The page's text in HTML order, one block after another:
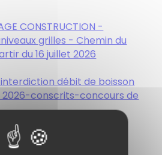
CONSTRUCTION -
grilles - Chemin du
du 16 juillet 2026
débit de boisson
2026-conscrits-concours de
de stationner-
29 08 2026.